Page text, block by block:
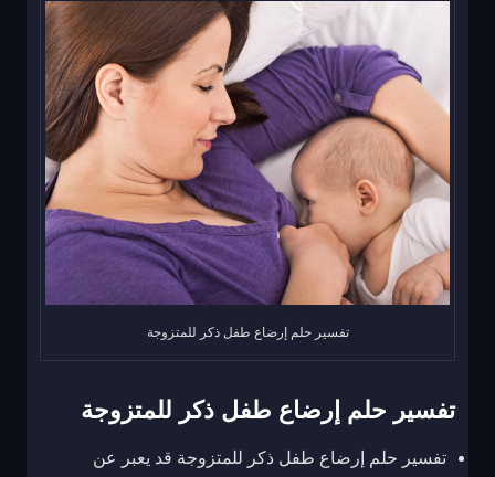
تفسير حلم إرضاع طفل ذكر للمتزوجة
تفسير حلم إرضاع طفل ذكر للمتزوجة
تفسير حلم إرضاع طفل ذكر للمتزوجة قد يعبر عن